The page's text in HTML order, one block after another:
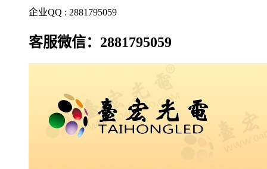
企业QQ : 2881795059
客服微信：2881795059